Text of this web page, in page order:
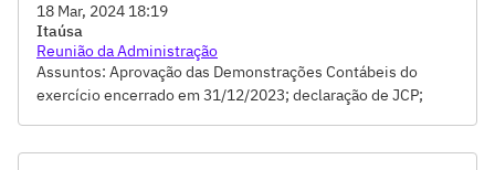
18 Mar, 2024 18:19
Itaúsa
Reunião da Administração
Assuntos: Aprovação das Demonstrações Contábeis do
exercício encerrado em 31/12/2023; declaração de JCP;